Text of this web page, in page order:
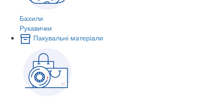
Бахили
Рукавички
Пакувальні матеріали